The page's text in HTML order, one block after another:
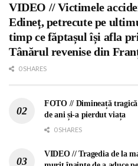
VIDEO // Victimele
Edineț, petrecute pe
timp ce făptașul își afla
Tânărul revenise din
0 SHARES
FOTO // Dimineață
de ani și-a pierdut viața
0 SHARES
VIDEO // Tragedia de la